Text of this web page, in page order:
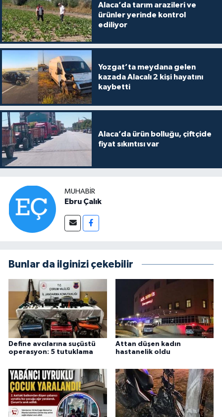
Alaca’da tarım arazileri ve
ürünler yerinde kontrol
ediliyor
Yozgat’ta meydana gelen
kazada Alacalı 2 kişi hayatını
kaybetti
Alaca’da ürün bolluğu, çiftçide
fiyat sıkıntısı var
MUHABIR
Ebru Çalık
Bunlar da ilginizi çekebilir
Define avcılarına suçüstü
operasyon: 5 tutuklama
Attan düşen kadın
hastanelik oldu